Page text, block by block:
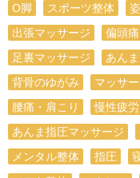
О脚
スポーツ整体
出張マッサージ
偏頭痛
足裏マッサージ
あん
背骨のゆがみ
マッサ
腰痛・肩こり
慢性疲労
あんま指圧マッサージ
メンタル整体
指圧